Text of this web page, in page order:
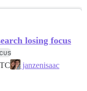
losing focus
janzenisaac